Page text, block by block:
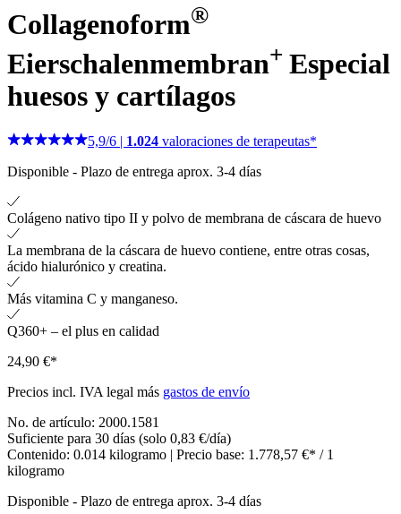
Collagenoform®
Eierschalenmembran+ Especial
huesos y cartílagos
5,9/6 | 1.024 valoraciones de terapeutas*
Disponible - Plazo de entrega aprox. 3-4 días
Colágeno nativo tipo II y polvo de membrana de cáscara de huevo
La membrana de la cáscara de huevo contiene, entre otras cosas,
ácido hialurónico y creatina.
Más vitamina C y manganeso.
Q360+ – el plus en calidad
24,90 €*
Precios incl. IVA legal más gastos de envío
No. de artículo: 2000.1581
Suficiente para 30 días (solo 0,83 €/día)
Contenido: 0.014 kilogramo | Precio base: 1.778,57 €* / 1
kilogramo
Disponible - Plazo de entrega aprox. 3-4 días